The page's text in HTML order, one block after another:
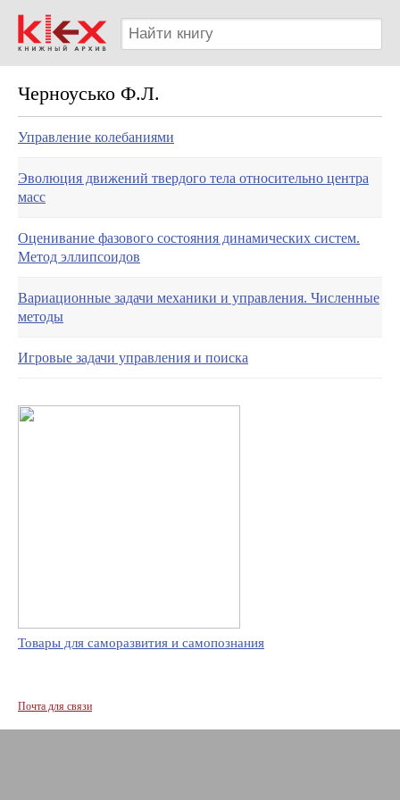
Черноусько Ф.Л.
Управление колебаниями
Эволюция движений твердого тела относительно центра
масс
Оценивание фазового состояния динамических систем.
Метод эллипсоидов
Вариационные задачи механики и управления. Численные
методы
Игровые задачи управления и поиска
Товары для саморазвития и самопознания
Почта для связи